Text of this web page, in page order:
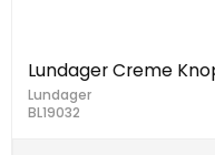
Lundager Creme
Lundager
BL19032